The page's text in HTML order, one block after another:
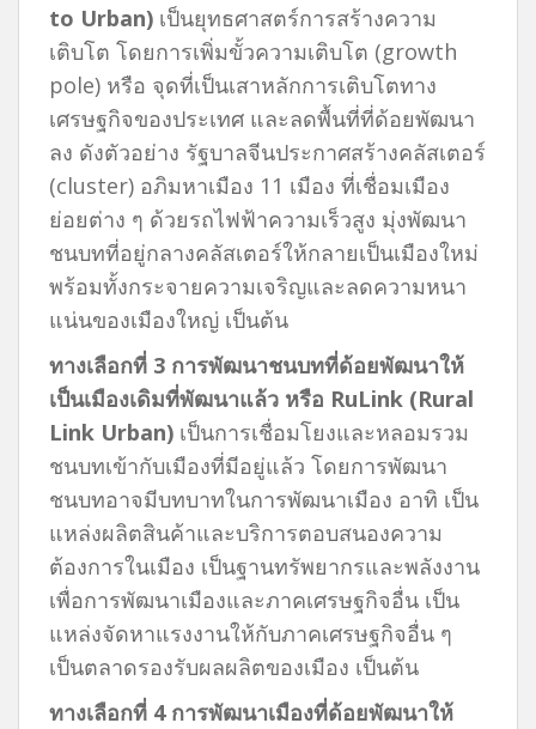
to Urban) เป็นยุทธศาสตร์การสร้างความ
เติบโต โดยการเพิ่มขั้วความเติบโต (growth
pole) หรือ จุดที่เป็นเสาหลักการเติบโตทาง
เศรษฐกิจของประเทศ และลดพื้นที่ที่ด้อยพัฒนา
ลง ดังตัวอย่าง รัฐบาลจีนประกาศสร้างคลัสเตอร์
(cluster) อภิมหาเมือง 11 เมือง ที่เชื่อมเมือง
ย่อยต่าง ๆ ด้วยรถไฟฟ้าความเร็วสูง มุ่งพัฒนา
ชนบทที่อยู่กลางคลัสเตอร์ให้กลายเป็นเมืองใหม่
พร้อมทั้งกระจายความเจริญและลดความหนา
แน่นของเมืองใหญ่ เป็นต้น
ทางเลือกที่ 3 การพัฒนาชนบทที่ด้อยพัฒนาให้
เป็นเมืองเดิมที่พัฒนาแล้ว หรือ RuLink (Rural
Link Urban) เป็นการเชื่อมโยงและหลอมรวม
ชนบทเข้ากับเมืองที่มีอยู่แล้ว โดยการพัฒนา
ชนบทอาจมีบทบาทในการพัฒนาเมือง อาทิ เป็น
แหล่งผลิตสินค้าและบริการตอบสนองความ
ต้องการในเมือง เป็นฐานทรัพยากรและพลังงาน
เพื่อการพัฒนาเมืองและภาคเศรษฐกิจอื่น เป็น
แหล่งจัดหาแรงงานให้กับภาคเศรษฐกิจอื่น ๆ
เป็นตลาดรองรับผลผลิตของเมือง เป็นต้น
ทางเลือกที่ 4 การพัฒนาเมืองที่ด้อยพัฒนาให้